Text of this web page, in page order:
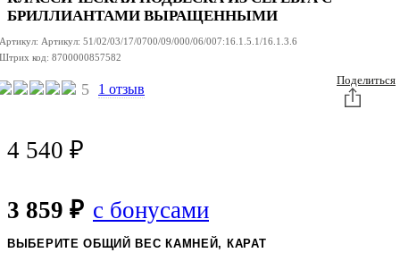
БРИЛЛИАНТАМИ ВЫРАЩЕННЫМИ
Артикул: Артикул: 51/02/03/17/0700/09/000/06/007:16.1.5.1/16.1.3.6
Штрих код: 8700000857582
5 1 отзыв
Поделиться
4 540 ₽
3 859 ₽ с бонусами
ВЫБЕРИТЕ ОБЩИЙ ВЕС КАМНЕЙ, КАРАТ